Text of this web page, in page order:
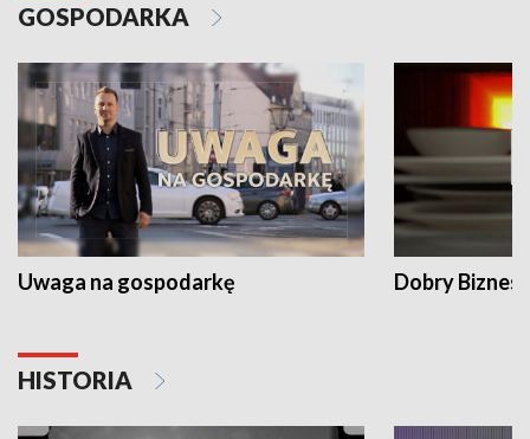
GOSPODARKA
Uwaga na gospodarkę Dobry Biznes
HISTORIA